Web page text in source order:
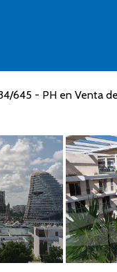
645 - PH en Venta